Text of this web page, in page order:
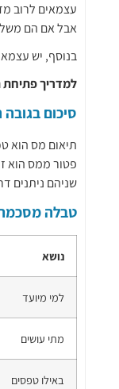
עצמאים לרוב
אבל אם הם
בנוסף, יש
למדריך
סיכום בגובה
תיאום מס הוא
פטור ממס הוא
שניהם ניתנים
טבלה
נושא
למי מיועד
מתי עושים
באילו טפסים